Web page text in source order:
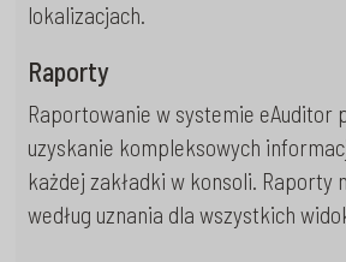
lokalizacjach.
Raporty
Raportowanie w systemie eAuditor
uzyskanie kompleksowych
każdej zakładki w konsoli. Raporty
według uznania dla wszystkich